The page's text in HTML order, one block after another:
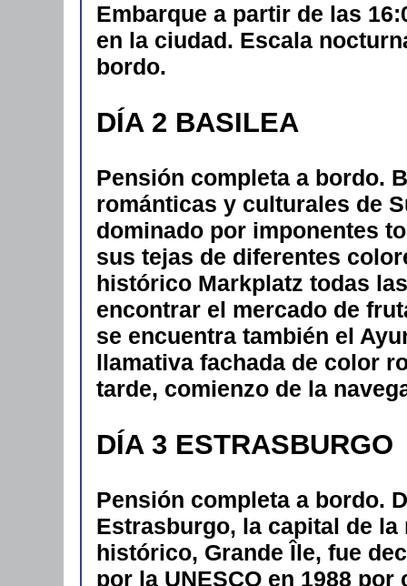
Embarque a partir de las
en la ciudad. Escala
bordo.
DÍA 2 BASILEA
Pensión completa a bordo.
románticas y culturales de
dominado por imponentes
sus tejas de diferentes
histórico Markplatz todas
encontrar el mercado de
se encuentra también el
llamativa fachada de color
tarde, comienzo de la
DÍA 3 ESTRASBURGO
Pensión completa a bordo.
Estrasburgo, la capital de
histórico, Grande Île, fue
por la UNESCO en 1988